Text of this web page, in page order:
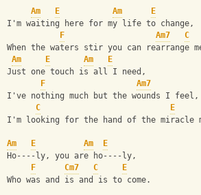
Am E Am
E
I'm waiting here for my life to change,
F
Am7 C
When the waters stir you can rearrange
Am
E Am
E
Just one touch is all I need,
F
Am7
I've nothing much but the wounds I feel,
C
E
I'm looking for the hand of the miracle
Am E Am
E
Ho----ly, you are ho----ly,
F
Cm7 C
E
Who was and is and is to come.